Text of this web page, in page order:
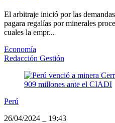
El arbitraje inició por las
pagara regalías por minerales
cuales la empr...
Economía
Redacción Gestión
Perú
26/04/2024
19:43